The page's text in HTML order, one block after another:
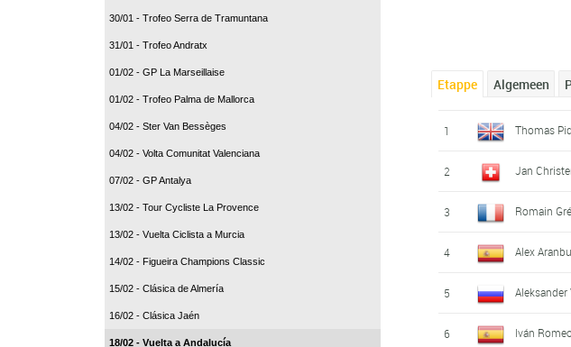
30/01 - Trofeo Serra de Tramuntana
31/01 - Trofeo Andratx
01/02 - GP La Marseillaise
01/02 - Trofeo Palma de Mallorca
04/02 - Ster Van Bessèges
04/02 - Volta Comunitat Valenciana
07/02 - GP Antalya
13/02 - Tour Cycliste La Provence
13/02 - Vuelta Ciclista a Murcia
14/02 - Figueira Champions Classic
15/02 - Clásica de Almería
16/02 - Clásica Jaén
18/02 - Vuelta a Andalucía
Etappe Algemeen
1 Thomas
2 Jan
3 Romain
4 Alex
5 Aleksander
6 Iván